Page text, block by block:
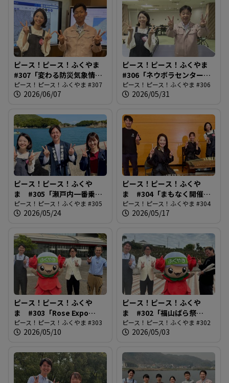
ピース！ピース！ふくやま
#307「変わる防災気象情
報」
ピース！ピース！ふくやま #307
2026/06/07
ピース！ピース！ふくやま
#306「ネウボラセンターリ
ニューアル」
ピース！ピース！ふくやま #306
2026/05/31
ピース！ピース！ふくや
ま #305「瀬戸内一番乗
り！鞆の浦弁天島花火大
会」
ピース！ピース！ふくやま #305
2026/05/24
ピース！ピース！ふくや
ま #304「まもなく開催！
ばらのまち福山国際音楽
祭」
ピース！ピース！ふくやま #304
2026/05/17
ピース！ピース！ふくや
ま #303「Rose Expo
FUKUYAMA2026」
ピース！ピース！ふくやま #303
2026/05/10
ピース！ピース！ふくや
ま #302「福山ばら祭
2026」
ピース！ピース！ふくやま #302
2026/05/03